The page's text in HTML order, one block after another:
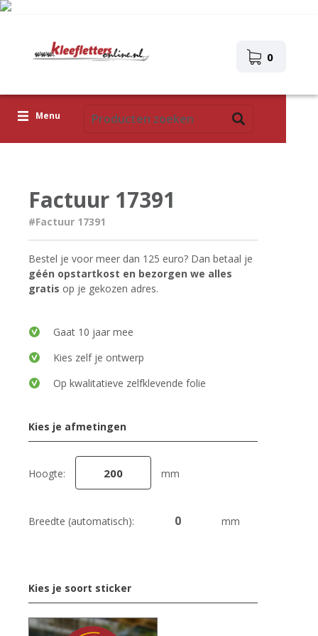
0
Menu
Upload je eigen ontwerp
Corona Covid-19
Factuur 17391
#Factuur 17391
Bestel je voor meer dan 125 euro? Dan betaal je
géén opstartkost en bezorgen we alles
gratis op je gekozen adres.
Gaat 10 jaar mee
Kies zelf je ontwerp
Op kwalitatieve zelfklevende folie
Kies je afmetingen
Hoogte: mm
Breedte (automatisch): mm
Kies je soort sticker